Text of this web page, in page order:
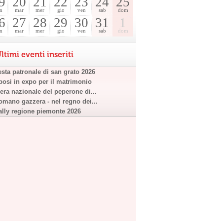
mar mer gio ven sab dom
27
mar
28
mer
29
gio
30
ven
31
sab
1
dom
eventi inseriti
patronale di san grato 2026
in expo per il matrimonio
nazionale del peperone di...
gazzera - nel regno dei...
regione piemonte 2026